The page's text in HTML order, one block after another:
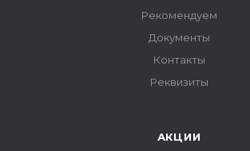
Рекомендуем
Документы
Контакты
Реквизиты
АКЦИИ